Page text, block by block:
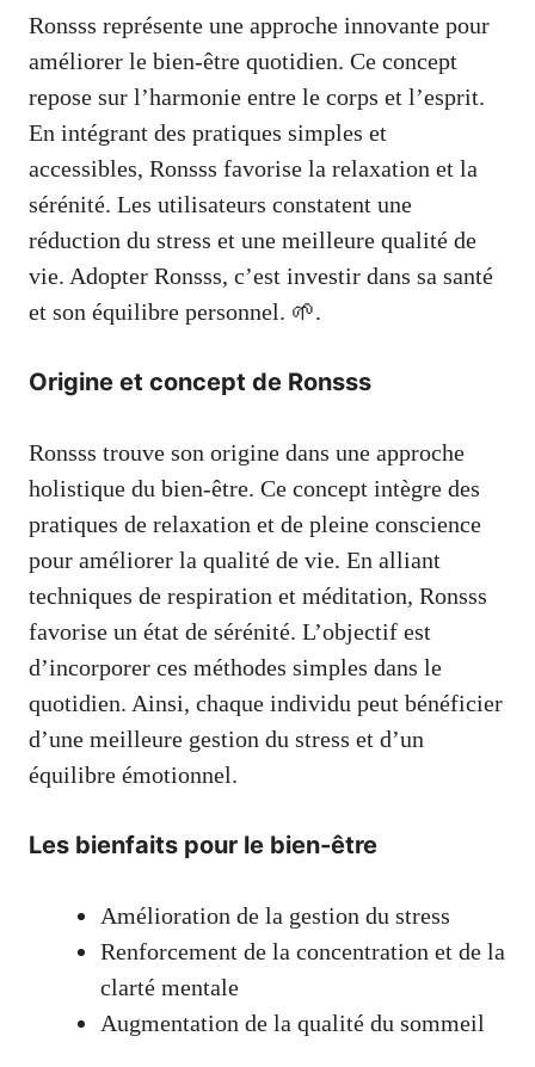
Ronsss représente une approche innovante pour
améliorer le bien-être quotidien. Ce concept
repose sur l’harmonie entre le corps et l’esprit.
En intégrant des pratiques simples et
accessibles, Ronsss favorise la relaxation et la
sérénité. Les utilisateurs constatent une
réduction du stress et une meilleure qualité de
vie. Adopter Ronsss, c’est investir dans sa santé
et son équilibre personnel. 🌱.
Origine et concept de Ronsss
Ronsss trouve son origine dans une approche
holistique du bien-être. Ce concept intègre des
pratiques de relaxation et de pleine conscience
pour améliorer la qualité de vie. En alliant
techniques de respiration et méditation, Ronsss
favorise un état de sérénité. L’objectif est
d’incorporer ces méthodes simples dans le
quotidien. Ainsi, chaque individu peut bénéficier
d’une meilleure gestion du stress et d’un
équilibre émotionnel.
Les bienfaits pour le bien-être
Amélioration de la gestion du stress
Renforcement de la concentration et de la
clarté mentale
Augmentation de la qualité du sommeil